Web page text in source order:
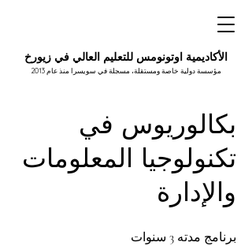
الأكاديمية اوتونومس للتعليم العالي في زيورخ
مؤسسة دولية خاصة ومستقلة، مسجلة في سويسرا منذ عام 2013
بكالوريوس في
تكنولوجيا المعلومات
والإدارة
برنامج مدته 3 سنوات